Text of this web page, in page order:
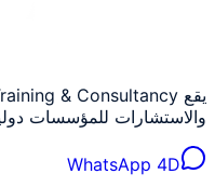
والاستشارات للمؤسسات
WhatsApp 4D